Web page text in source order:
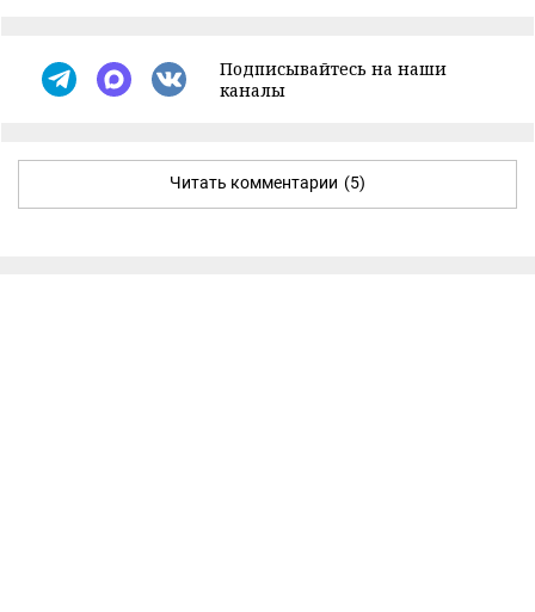
Подписывайтесь на наши
каналы
Читать комментарии (5)